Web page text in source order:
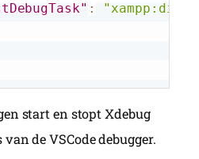
:
start en stopt Xdebug
de VSCode debugger.